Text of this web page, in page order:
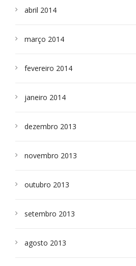
abril 2014
março 2014
fevereiro 2014
janeiro 2014
dezembro 2013
novembro 2013
outubro 2013
setembro 2013
agosto 2013